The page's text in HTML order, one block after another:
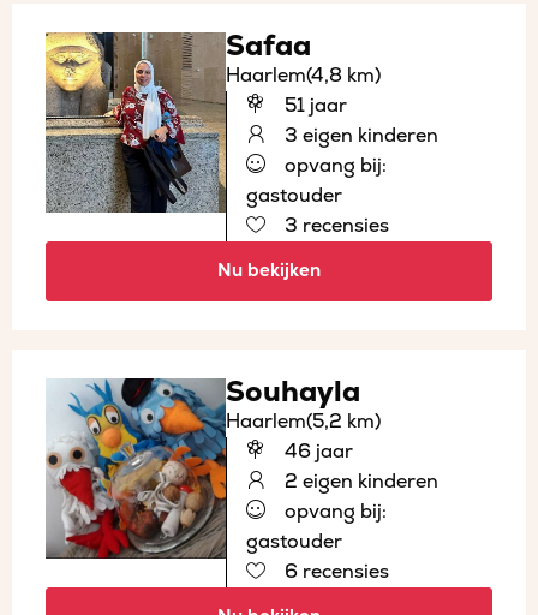
Safaa
Haarlem(4,8 km)
51 jaar
3 eigen kinderen
opvang bij:
gastouder
3 recensies
Nu bekijken
Souhayla
Haarlem(5,2 km)
46 jaar
2 eigen kinderen
opvang bij:
gastouder
6 recensies